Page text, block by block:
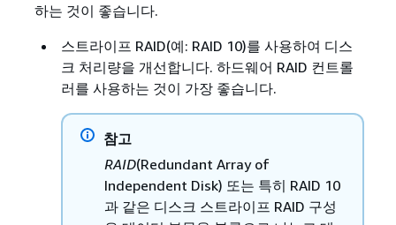
하는 것이 좋습니다.
스트라이프 RAID(예: RAID 10)를 사용하여 디스
크 처리량을 개선합니다. 하드웨어 RAID 컨트롤
러를 사용하는 것이 가장 좋습니다.
참고
RAID(Redundant Array of
Independent Disk) 또는 특히 RAID 10
과 같은 디스크 스트라이프 RAID 구성